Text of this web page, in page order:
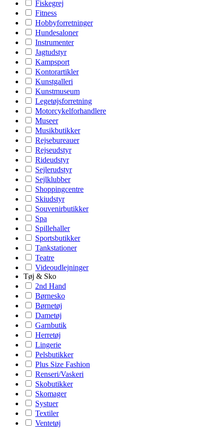
Fiskegrej
Fitness
Hobbyforretninger
Hundesaloner
Instrumenter
Jagtudstyr
Kampsport
Kontorartikler
Kunstgalleri
Kunstmuseum
Legetøjsforretning
Motorcykelforhandlere
Museer
Musikbutikker
Rejsebureauer
Rejseudstyr
Rideudstyr
Sejlerudstyr
Sejlklubber
Shoppingcentre
Skiudstyr
Souvenirbutikker
Spa
Spillehaller
Sportsbutikker
Tankstationer
Teatre
Videoudlejninger
Tøj & Sko
2nd Hand
Børnesko
Børnetøj
Dametøj
Garnbutik
Herretøj
Lingerie
Pelsbutikker
Plus Size Fashion
Renseri/Vaskeri
Skobutikker
Skomager
Systuer
Textiler
Ventetøj